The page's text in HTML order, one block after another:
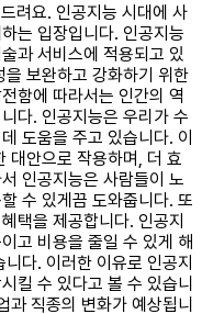
려요. 인공지능 시대에 사
는 입장입니다. 인공지능
과 서비스에 적용되고 있
보완하고 강화하기 위한
함에 따라서는 인간의 역
다. 인공지능은 우리가 수
도움을 주고 있습니다. 이
대안으로 작용하며, 더 효
인공지능은 사람들이 노
수 있게끔 도와줍니다. 또
택을 제공합니다. 인공지
고 비용을 줄일 수 있게 해
다. 이러한 이유로 인공지
킬 수 있다고 볼 수 있습니
과 직종의 변화가 예상됩니